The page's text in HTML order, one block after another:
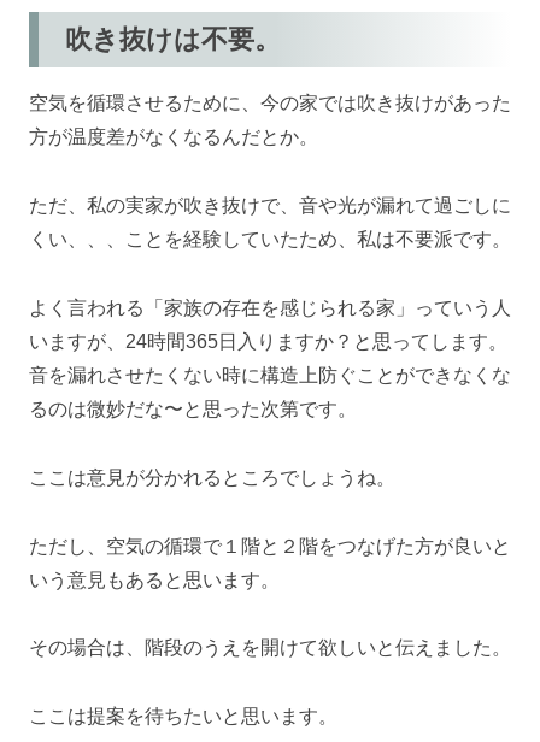
吹き抜けは不要。
空気を循環させるために、今の家では吹き抜けがあった
方が温度差がなくなるんだとか。
ただ、私の実家が吹き抜けで、音や光が漏れて過ごしに
くい、、、ことを経験していたため、私は不要派です。
よく言われる「家族の存在を感じられる家」っていう人
いますが、24時間365日入りますか？と思ってします。
音を漏れさせたくない時に構造上防ぐことができなくな
るのは微妙だな〜と思った次第です。
ここは意見が分かれるところでしょうね。
ただし、空気の循環で１階と２階をつなげた方が良いと
いう意見もあると思います。
その場合は、階段のうえを開けて欲しいと伝えました。
ここは提案を待ちたいと思います。